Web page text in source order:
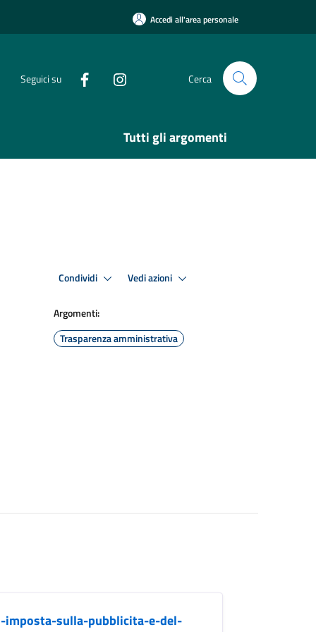
Accedi all'area personale
Seguici su Cerca
Tutti gli argomenti
Condividi Vedi azioni
Argomenti:
Trasparenza amministrativa
imposta-sulla-pubblicita-e-del-